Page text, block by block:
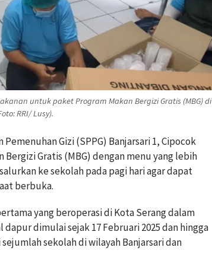
untuk paket Program Makan Bergizi Gratis (MBG) di
RRI/ Lusy).
Gizi (SPPG) Banjarsari 1, Cipocok
Gratis (MBG) dengan menu yang lebih
ke sekolah pada pagi hari agar dapat
berbuka.
yang beroperasi di Kota Serang dalam
dimulai sejak 17 Februari 2025 dan hingga
sekolah di wilayah Banjarsari dan